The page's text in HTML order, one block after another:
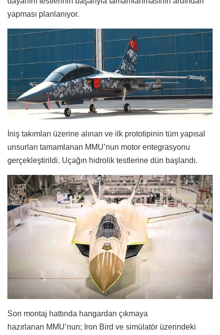
yapması planlanıyor.
İniş takımları üzerine alınan ve ilk prototipinin tüm yapısal
unsurları tamamlanan MMU’nun motor entegrasyonu
gerçekleştirildi. Uçağın hidrolik testlerine dün başlandı.
Son montaj hattında hangardan çıkmaya
hazırlanan MMU’nun; Iron Bird ve simülatör üzerindeki